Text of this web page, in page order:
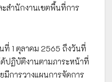
สำนักงานเขตพื้นที่การ
ที่ 1 ตุลาคม 2565 ถึงวันที่
ปฏิบัติงานตามภาระหน้าที่
มีการวางแผนการจัดการ